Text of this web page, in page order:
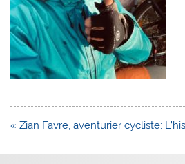
Navigation
l’article
« Zian Favre, aventurier cycliste: